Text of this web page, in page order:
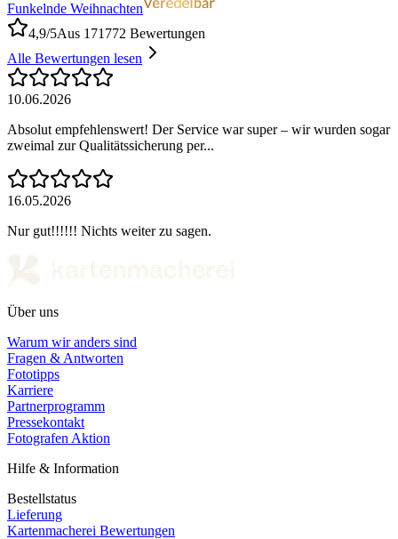
Funkelnde Weihnachten
4,9/5Aus 171772 Bewertungen
Alle Bewertungen lesen
10.06.2026
Absolut empfehlenswert! Der Service war super – wir wurden sogar
zweimal zur Qualitätssicherung per...
16.05.2026
Nur gut!!!!!! Nichts weiter zu sagen.
Über uns
Warum wir anders sind
Fragen & Antworten
Fototipps
Karriere
Partnerprogramm
Pressekontakt
Fotografen Aktion
Hilfe & Information
Bestellstatus
Lieferung
Kartenmacherei Bewertungen